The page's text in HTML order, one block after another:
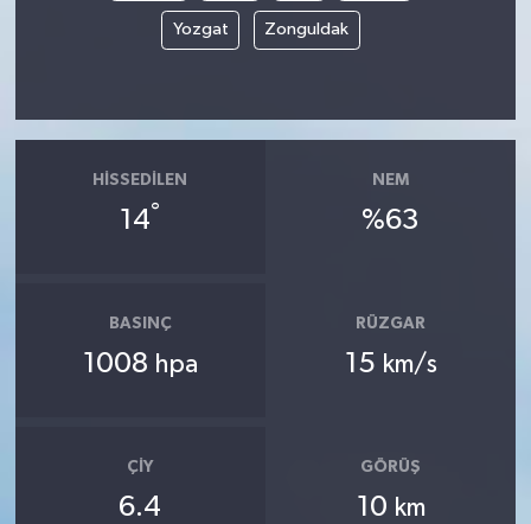
Yozgat Zonguldak
HISSEDILEN
14°
NEM
%63
BASINÇ
1008 hpa
RÜZGAR
15 km/s
ÇIY
6.4
GÖRÜŞ
10 km